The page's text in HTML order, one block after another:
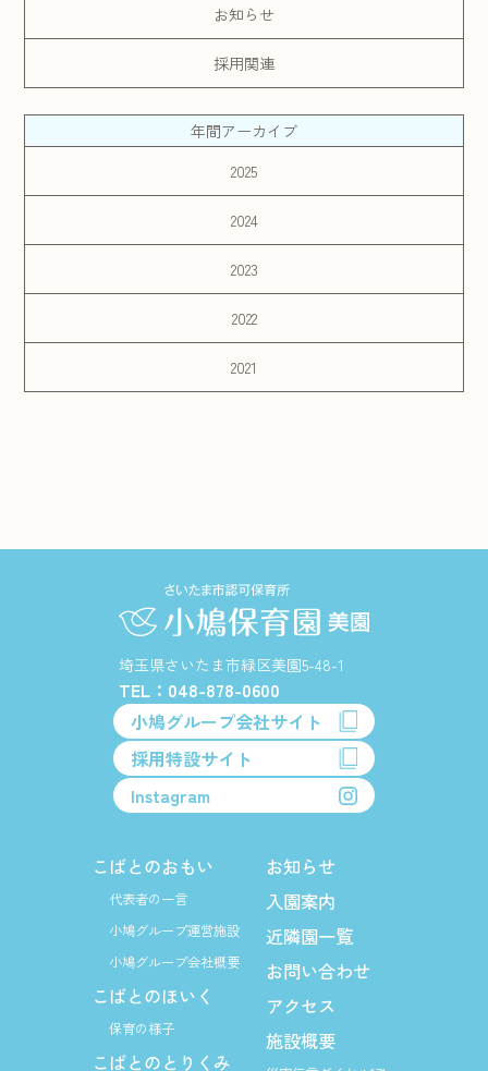
お知らせ
採用関連
年間アーカイブ
2025
2024
2023
2022
2021
埼玉県さいたま市緑区美園5-48-1
TEL：048-878-0600
小鳩グループ会社サイト
採用特設サイト
Instagram
こばとのおもい
代表者の一言
小鳩グループ運営施設
小鳩グループ会社概要
こばとのほいく
保育の様子
こばとのとりくみ
お知らせ
入園案内
近隣園一覧
お問い合わせ
アクセス
施設概要